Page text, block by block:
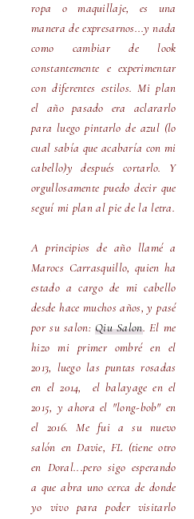
ropa o maquillaje, es una
manera de expresarnos...y nada
como cambiar de look
constantemente e experimentar
con diferentes estilos. Mi plan
el año pasado era aclararlo
para luego pintarlo de azul (lo
cual sabía que acabaría con mi
cabello)y después cortarlo. Y
orgullosamente puedo decir que
seguí mi plan al pie de la letra.
A principios de año llamé a
Marocs Carrasquillo, quien ha
estado a cargo de mi cabello
desde hace muchos años, y pasé
por su salon:Qiu Salon. El me
hizo mi primer ombré en el
2013, luego las puntas rosadas
en el 2014, el balayage en el
2015, y ahora el "long-bob" en
el 2016. Me fui a su nuevo
salón en Davie, FL (tiene otro
en Doral...pero sigo esperando
a que abra uno cerca de donde
yo vivo para poder visitarlo